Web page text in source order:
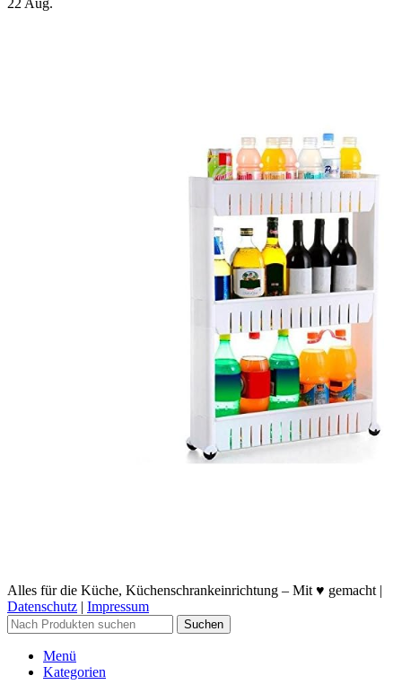
Alles für die Küche, Küchenschrankeinrichtung – Mit ♥ gemacht |
Datenschutz | Impressum
Suchen
Menü
Kategorien